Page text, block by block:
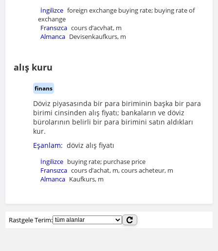
İngilizce foreign exchange buying rate; buying rate of
exchange
Fransızca cours d’acvhat, m
Almanca Devisenkaufkurs, m
alış kuru
finans
Döviz piyasasında bir para biriminin başka bir para
birimi cinsinden alış fiyatı; bankaların ve döviz
bürolarının belirli bir para birimini satın aldıkları
kur.
Eşanlam: döviz alış fiyatı
İngilizce buying rate; purchase price
Fransızca cours d’achat, m, cours acheteur, m
Almanca Kaufkurs, m
Rastgele Terim: